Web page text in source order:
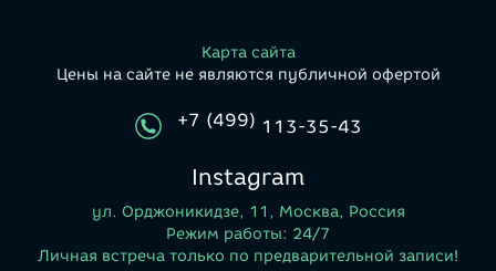
Карта сайта
Цены на сайте не являются публичной офертой
+7 (499) 113-35-43
Instagram
ул. Орджоникидзе, 11, Москва, Россия
Режим работы: 24/7
Личная встреча только по предварительной записи!